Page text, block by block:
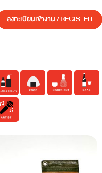
ลงทะเบียนเข้างาน / REGISTER